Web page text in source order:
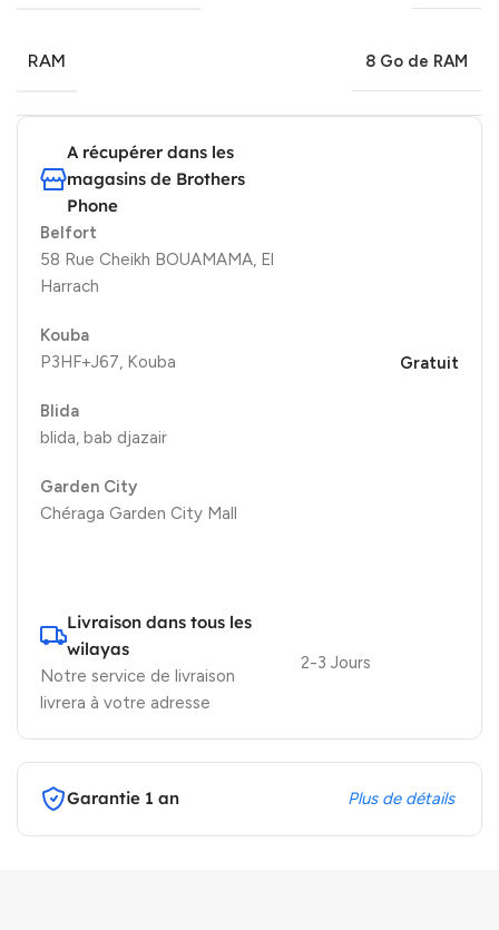
RAM 8 Go de RAM
A récupérer dans les
magasins de Brothers
Phone
Belfort
58 Rue Cheikh BOUAMAMA, El
Harrach
Kouba
P3HF+J67, Kouba
Blida
blida, bab djazair
Garden City
Chéraga Garden City Mall
Gratuit
Livraison dans tous les
wilayas
Notre service de livraison
livrera à votre adresse
2-3 Jours
Garantie 1 an Plus de détails